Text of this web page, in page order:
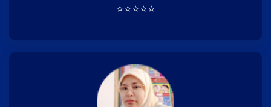
⭐⭐⭐⭐⭐